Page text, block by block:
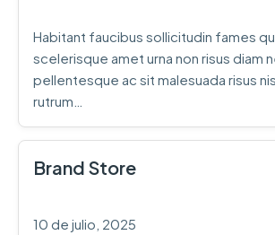
Habitant faucibus sollicitudin fames
scelerisque amet urna non risus diam
pellentesque ac sit malesuada risus
rutrum…
Brand Store
10 de julio, 2025